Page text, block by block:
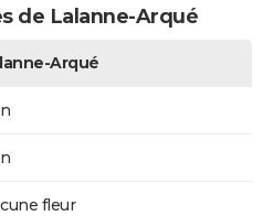
de Lalanne-Arqué
Arqué
fleur